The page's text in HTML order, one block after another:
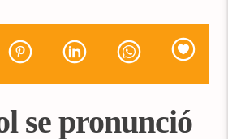
se pronunció